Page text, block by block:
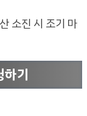
소진 시 조기 마
기